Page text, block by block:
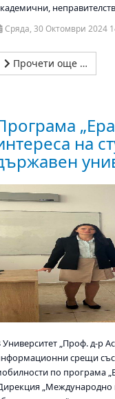
Сряда, 30 Октомври 2024
Прочети още …
на
Университет „Проф. д-р
срещи със
по програма
„Международно